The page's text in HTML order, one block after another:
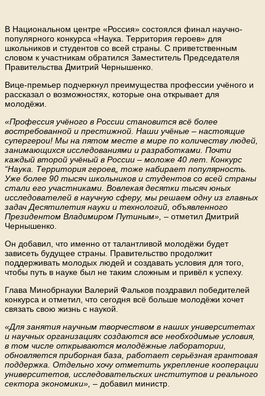
В Национальном центре «Россия» состоялся финал научно-
популярного конкурса «Наука. Территория героев» для
школьников и студентов со всей страны. С приветственным
словом к участникам обратился Заместитель Председателя
Правительства Дмитрий Чернышенко.
Вице-премьер подчеркнул преимущества профессии учёного и
рассказал о возможностях, которые она открывает для
молодёжи.
«Профессия учёного в России становится всё более
востребованной и престижной. Наши учёные – настоящие
супергерои! Мы на пятом месте в мире по количеству людей,
занимающихся исследованиями и разработками. Почти
каждый второй учёный в России – моложе 40 лет. Конкурс
“Наука. Территория героев„ тоже набирает популярность.
Уже более 90 тысяч школьников и студентов со всей страны
стали его участниками. Вовлекая десятки тысяч юных
исследователей в научную сферу, мы решаем одну из главных
задач Десятилетия науки и технологий, объявленного
Президентом Владимиром Путиным», – отметил Дмитрий
Чернышенко.
Он добавил, что именно от талантливой молодёжи будет
зависеть будущее страны. Правительство продолжит
поддерживать молодых людей и создавать условия для того,
чтобы путь в науке был не таким сложным и привёл к успеху.
Глава Минобрнауки Валерий Фальков поздравил победителей
конкурса и отметил, что сегодня всё больше молодёжи хочет
связать свою жизнь с наукой.
«Для занятия научным творчеством в наших университетах
и научных организациях создаются все необходимые условия,
в том числе открываются молодёжные лаборатории,
обновляется приборная база, работает серьёзная грантовая
поддержка. Отдельно хочу отметить укрепление кооперации
университетов, исследовательских институтов и реального
сектора экономики», – добавил министр.